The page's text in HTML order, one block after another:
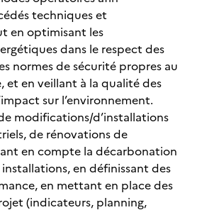
techniques et
en optimisant les
dans le respect des
normes de sécurité propres au
et en veillant à la qualité des
sur l’environnement.
modifications/d’installations
de rénovations de
en compte la décarbonation
en définissant des
en mettant en place des
(indicateurs, planning,